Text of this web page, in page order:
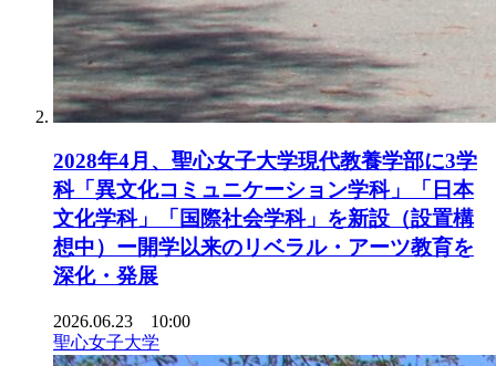
2028年4月、聖心女子大学現代教養学部に3学
科「異文化コミュニケーション学科」「日本
文化学科」「国際社会学科」を新設（設置構
想中）ー開学以来のリベラル・アーツ教育を
深化・発展
2026.06.23 10:00
聖心女子大学